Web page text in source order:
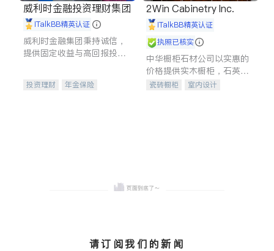
威利时金融投资理财集团
iTalkBB精英认证
威利时金融集团秉持诚信，
提供固定收益与高回报投资
合，助力客户实现目标
投资理财
年金保险
2Win Cabinetry Inc.
iTalkBB精英认证
执照已核实
中华橱柜石材公司以实惠的
价格提供实木橱柜，石英石
台面，多种优质不锈钢水
瓷砖橱柜
室内设计
请订阅我们的新闻